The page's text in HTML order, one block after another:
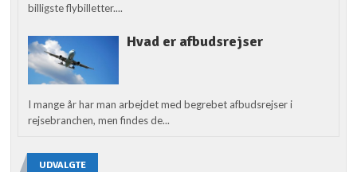
billigste flybilletter....
Hvad er afbudsrejser
I mange år har man arbejdet med begrebet afbudsrejser i
rejsebranchen, men findes de...
UDVALGTE